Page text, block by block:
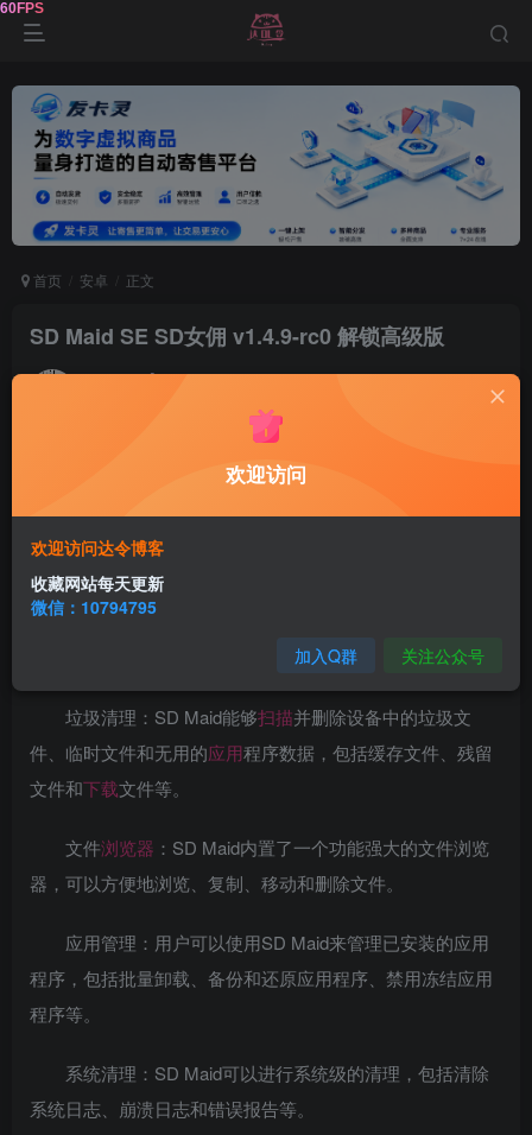
首页 安卓 正文
SD Maid SE SD女佣 v1.4.9-rc0 解锁高级版
鹿鸣 关注
节省存储空间。
垃圾清理：SD Maid能够扫描并删除设备中的垃圾文
件、临时文件和无用的应用程序数据，包括缓存文件、残留
文件和下载文件等。
文件浏览器 ：SD Maid内置了一个功能强大的文件浏览
器，可以方便地浏览、复制、移动和删除文件。
应用管理：用户可以使用SD Maid来管理已安装的应用
程序，包括批量卸载、备份和还原应用程序、禁用冻结应用
程序等。
系统清理：SD Maid可以进行系统级的清理，包括清除
系统日志、崩溃日志和错误报告等。
欢迎访问
欢迎访问达令博客
收藏网站每天更新
微信：10794795
加入Q群 关注公众号